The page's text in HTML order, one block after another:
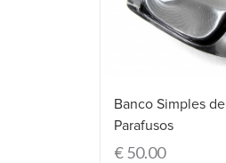
Banco Simples de
Parafusos
€50.00